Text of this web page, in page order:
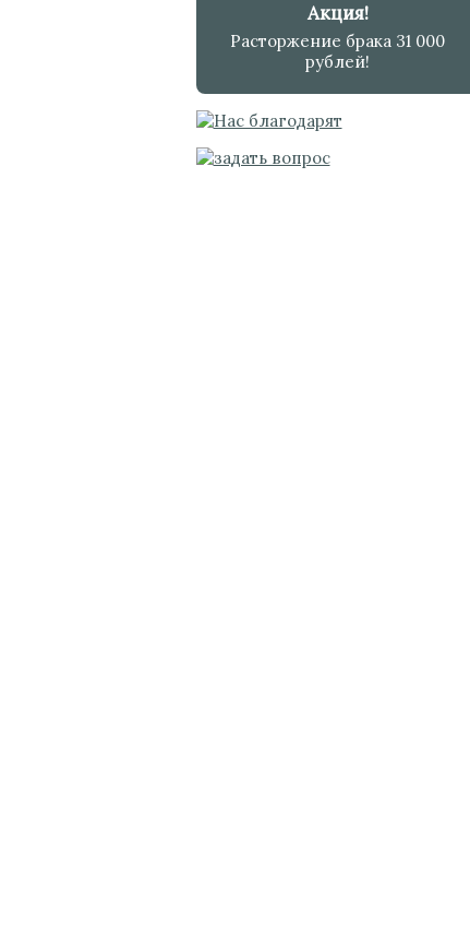
Акция!
Расторжение брака 31 000
рублей!